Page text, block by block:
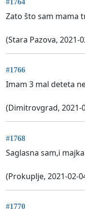
#1764
Zato što sam mama
(Stara Pazova, 2021-
#1766
Imam 3 mal deteta
(Dimitrovgrad, 2021-
#1768
Saglasna sam,i
(Prokuplje, 2021-02-
#1770